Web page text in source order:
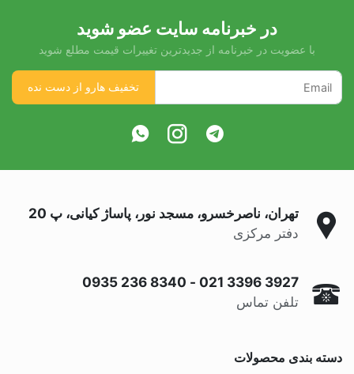
در خبرنامه سایت عضو شوید
با عضویت در خبرنامه از جدیدترین تغییرات قیمت مطلع شوید
تهران، ناصرخسرو، مسجد نور، پاساژ کیانی، پ 20
دفتر مرکزی
021 3396 3927
-
0935 236 8340
تلفن تماس
دسته بندی محصولات